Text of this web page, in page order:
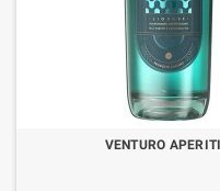
VENTURO